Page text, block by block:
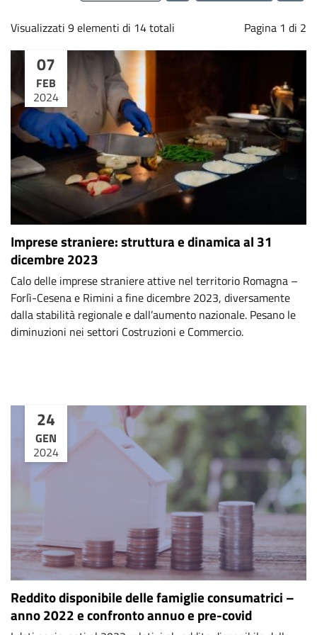
Visualizzati 9 elementi di 14 totali Pagina 1 di 2
07
FEB
2024
Imprese straniere: struttura e dinamica al 31
dicembre 2023
Calo delle imprese straniere attive nel territorio Romagna –
Forlì-Cesena e Rimini a fine dicembre 2023, diversamente
dalla stabilità regionale e dall’aumento nazionale. Pesano le
diminuzioni nei settori Costruzioni e Commercio.
24
GEN
2024
Reddito disponibile delle famiglie consumatrici –
anno 2022 e confronto annuo e pre-covid